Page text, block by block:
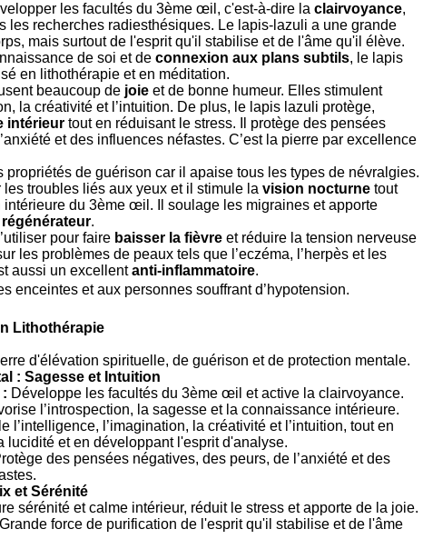
les facultés du 3ème œil, c'est-à-dire la clairvoyance,
les recherches radiesthésiques. Le lapis-lazuli a une grande
mais surtout de l'esprit qu'il stabilise et de l'âme qu'il élève.
de soi et de connexion aux plans subtils, le lapis
en lithothérapie et en méditation.
beaucoup de joie et de bonne humeur. Elles stimulent
la créativité et l’intuition. De plus, le lapis lazuli protège,
intérieur tout en réduisant le stress. Il protège des pensées
et des influences néfastes. C’est la pierre par excellence
propriétés de guérison car il apaise tous les types de névralgies.
les troubles liés aux yeux et il stimule la vision nocturne tout
du 3ème œil. Il soulage les migraines et apporte
.
pour faire baisser la fièvre et réduire la tension nerveuse
les problèmes de peaux tels que l’eczéma, l’herpès et les
aussi un excellent anti-inflammatoire.
enceintes et aux personnes souffrant d’hypotension.
Lithothérapie
d'élévation spirituelle, de guérison et de protection mentale.
: Sagesse et Intuition
Développe les facultés du 3ème œil et active la clairvoyance.
l’introspection, la sagesse et la connaissance intérieure.
l’intelligence, l’imagination, la créativité et l’intuition, tout en
lucidité et en développant l'esprit d'analyse.
des pensées négatives, des peurs, de l’anxiété et des
et Sérénité
sérénité et calme intérieur, réduit le stress et apporte de la joie.
Grande force de purification de l'esprit qu'il stabilise et de l'âme